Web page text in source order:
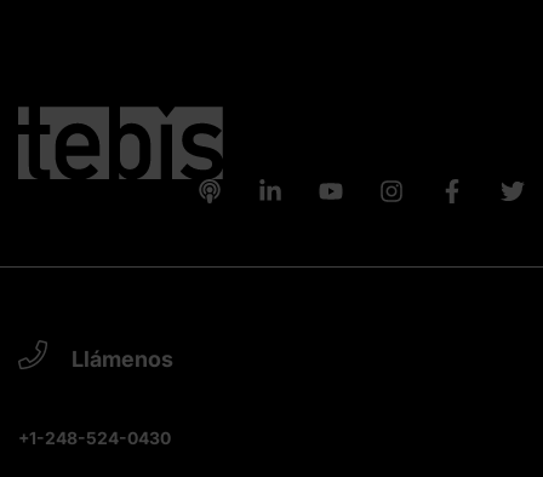
Llámenos
+1-248-524-0430